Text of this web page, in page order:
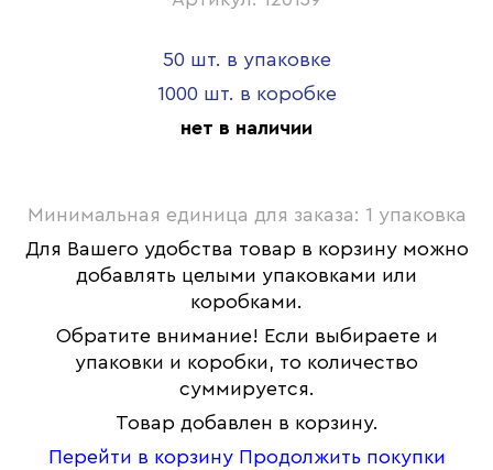
50 шт. в упаковке
1000 шт. в коробке
нет в наличии
Минимальная единица для заказа: 1 упаковка
Для Вашего удобства товар в корзину можно
добавлять целыми упаковками или
коробками.
Обратите внимание! Если выбираете и
упаковки и коробки, то количество
суммируется.
Товар добавлен в корзину.
Перейти в корзину Продолжить покупки